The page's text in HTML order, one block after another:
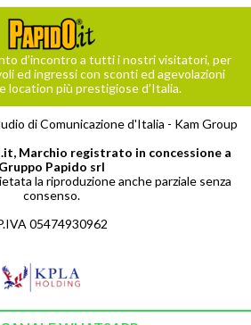
d’incontro a tutti i nostri visitatori, per
ed ingressi con sconti ed agevolazioni
location più prestigiose d’Italia.
di Comunicazione d'Italia - Kam Group
Marchio registrato in concessione a
Gruppo Papido srl
la riproduzione anche parziale senza
consenso.
05474930962